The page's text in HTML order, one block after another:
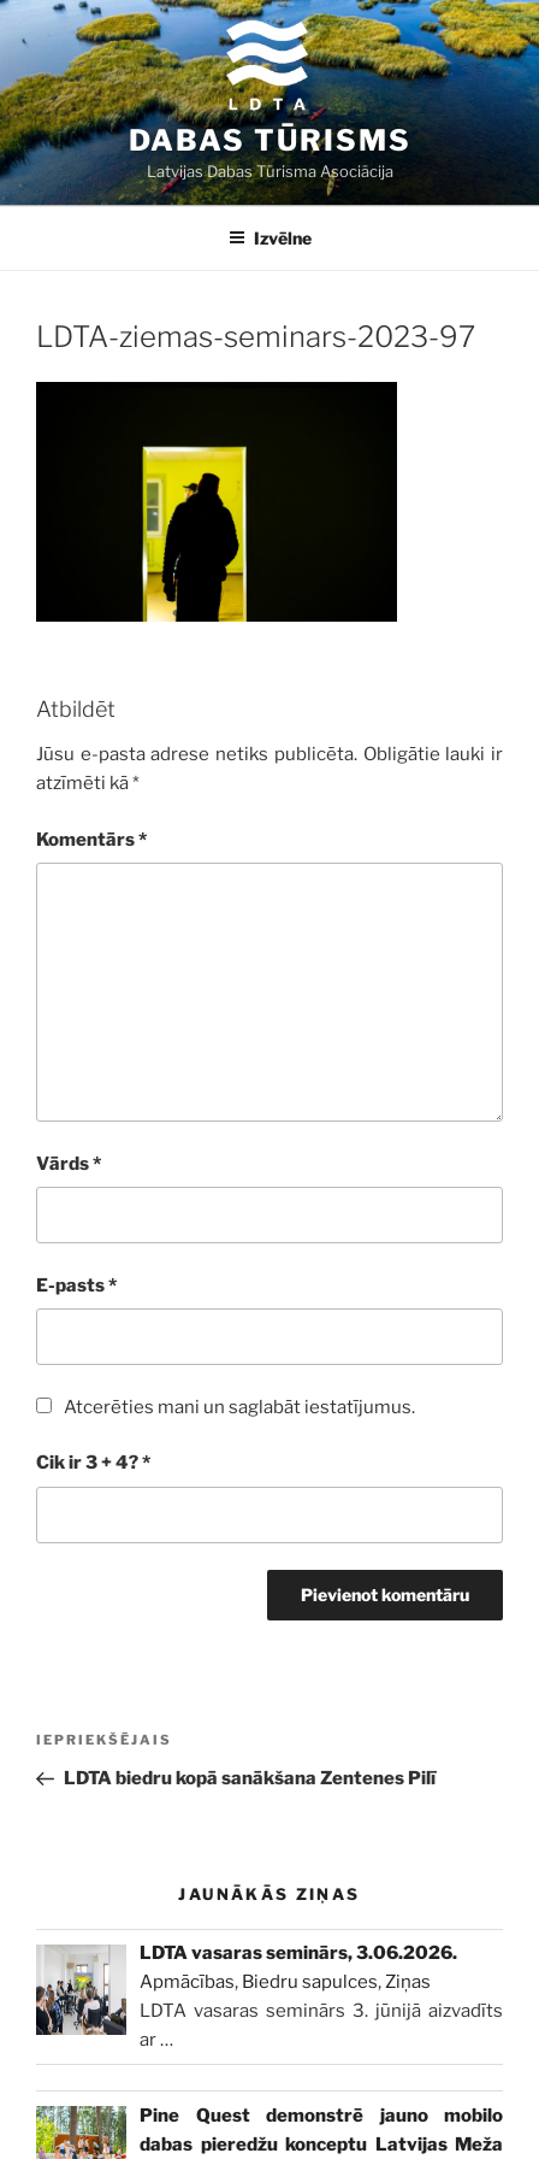
Doties
saturu
DABAS TŪRISMS
Latvijas Dabas Tūrisma Asociācija
Izvēlne
LDTA-ziemas-seminars-2023-97
Atbildēt
Jūsu e-pasta adrese netiks publicēta. Obligātie lauki ir
atzīmēti kā*
Komentārs*
Vārds*
E-pasts*
Atcerēties mani un saglabāt iestatījumus.
Cik ir 3 + 4?*
Iepriekšējā
ziņa:
IEPRIEKŠĒJAIS
LDTA biedru kopā sanākšana Zentenes Pilī
JAUNĀKĀS ZIŅAS
LDTA vasaras seminārs, 3.06.2026.
Apmācības, Biedru sapulces,Ziņas
LDTA vasaras seminārs 3. jūnijā aizvadīts
ar…
Pine Quest demonstrē jauno mobilo
dabas pieredžu konceptu Latvijas Meža